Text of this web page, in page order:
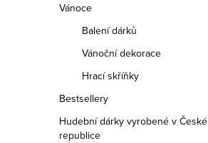
Vánoce
Balení dárků
Vánoční dekorace
Hrací skříňky
Bestsellery
Hudební dárky vyrobené v České
republice